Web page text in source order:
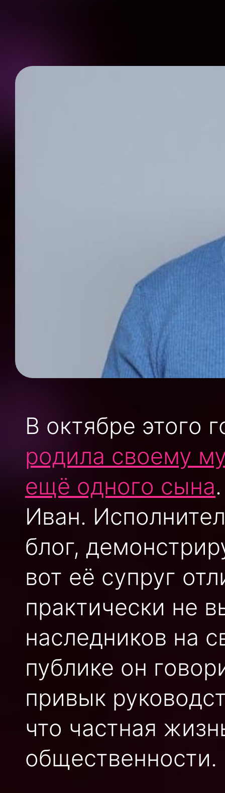
В октябре этого
родила своему
ещё одного сына
Иван.
блог,
вот её супруг
практически не
наследников на
публике он
привык
что частная
общественности.